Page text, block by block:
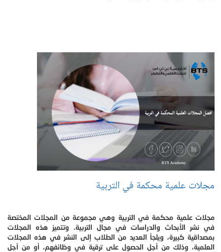
مجلات علمية محكمة في التربية
مجلات علمية محكمة في التربية وهي مجموعة من المجلات المختصة
في نشر الأبحاث والدراسات في مجال التربية. وتتميز هذه المجلات
بمصداقية كبيرة، ويلجأ العديد من الطلاب إلى النشر في هذه المجلات
العلمية، وذلك من أجل الحصول على ترقية في وظائفهم، أو من أجل